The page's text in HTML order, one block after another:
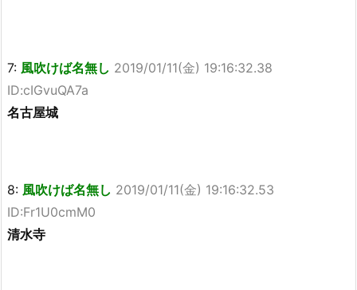
7: 風吹けば名無し 2019/01/11(金) 19:16:32.38
ID:cIGvuQA7a
名古屋城
8: 風吹けば名無し 2019/01/11(金) 19:16:32.53
ID:Fr1U0cmM0
清水寺